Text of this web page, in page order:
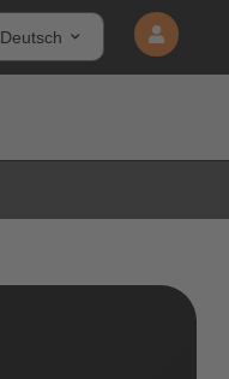
Deutsch